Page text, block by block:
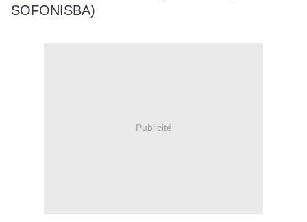
SOFONISBA)
Publicité